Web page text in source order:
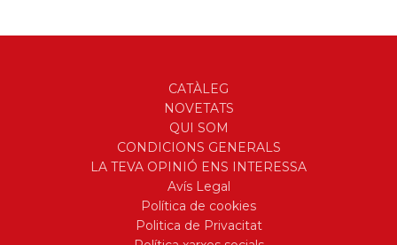
CATÀLEG
NOVETATS
QUI SOM
CONDICIONS GENERALS
LA TEVA OPINIÓ ENS INTERESSA
Avís Legal
Política de cookies
Politica de Privacitat